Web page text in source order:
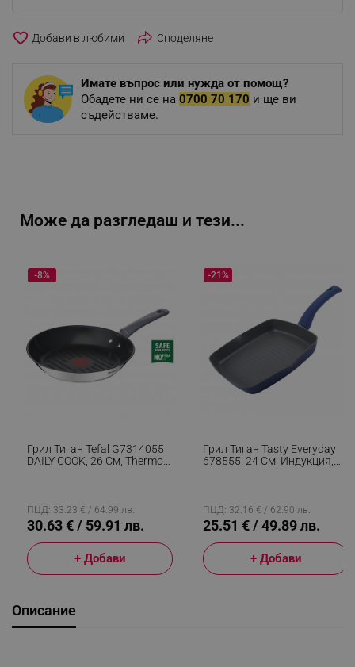
favorite_border Споделяне
Имате въпрос или нужда от помощ?
Обадете ни се на 0700 70 170 и ще ви
съдействаме.
Може да разгледаш и тези...
Грил Тиган Tefal G7314055
DAILY COOK, 26 См, Thermo-
-8%
ПЦД: 33.23 € / 64.99 лв.
30.63 € / 59.91 лв.
+ Добави
Грил Тиган Tasty Everyday
678555, 24 См, Индукция,
-21%
ПЦД: 32.16 € / 62.90 лв.
25.51 € / 49.89 лв.
+ Добави
Описание